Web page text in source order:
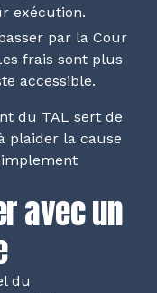
exécution.
par la Cour
frais sont plus
accessible.
du TAL sert de
plaider la cause
avec un
du